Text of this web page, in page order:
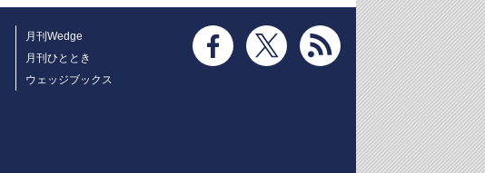
月刊Wedge
月刊ひととき
ウェッジブックス